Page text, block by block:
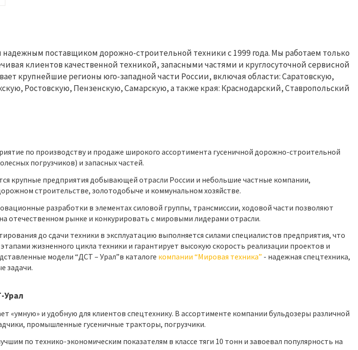
поставщиком дорожно-строительной техники с 1999 года. Мы работаем только
клиентов качественной техникой, запасными частями и круглосуточной сервисной
крупнейшие регионы юго-западной части России, включая области: Саратовскую,
Ростовскую, Пензенскую, Самарскую, а также края: Краснодарский, Ставропольский
по производству и продаже широкого ассортимента гусеничной дорожно-строительной
погрузчиков) и запасных частей.
крупные предприятия добывающей отрасли России и небольшие частные компании,
строительстве, золотодобыче и коммунальном хозяйстве.
разработки в элементах силовой группы, трансмиссии, ходовой части позволяют
отечественном рынке и конкурировать с мировыми лидерами отрасли.
до сдачи техники в эксплуатацию выполняется силами специалистов предприятия, что
жизненного цикла техники и гарантирует высокую скорость реализации проектов и
модели “ДСТ – Урал”в каталоге компании “Мировая техника” - надежная спецтехника,
задачи.
Урал
«умную» и удобную для клиентов спецтехнику. В ассортименте компании бульдозеры различной
промышленные гусеничные тракторы, погрузчики.
по технико-экономическим показателям в классе тяги 10 тонн и завоевал популярность на